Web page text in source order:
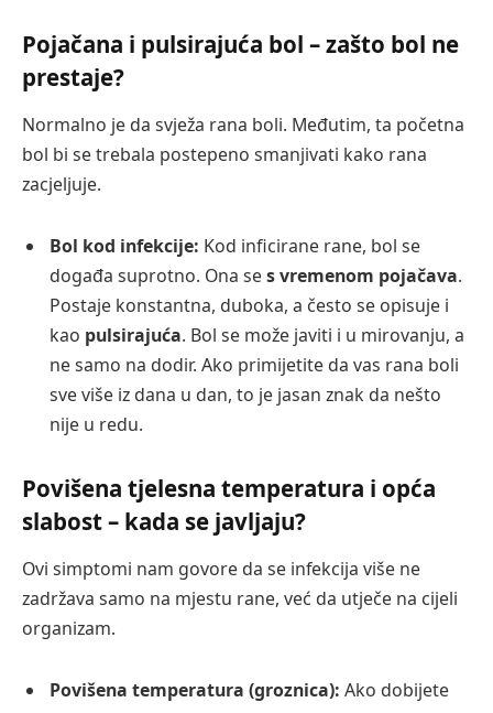
Pojačana i pulsirajuća bol – zašto bol ne
prestaje?
Normalno je da svježa rana boli. Međutim, ta početna
bol bi se trebala postepeno smanjivati kako rana
zacjeljuje.
Bol kod infekcije: Kod inficirane rane, bol se
događa suprotno. Ona ses vremenom pojačava.
Postaje konstantna, duboka, a često se opisuje i
kao pulsirajuća. Bol se može javiti i u mirovanju, a
ne samo na dodir. Ako primijetite da vas rana boli
sve više iz dana u dan, to je jasan znak da nešto
nije u redu.
Povišena tjelesna temperatura i opća
slabost – kada se javljaju?
Ovi simptomi nam govore da se infekcija više ne
zadržava samo na mjestu rane, već da utječe na cijeli
organizam.
Povišena temperatura (groznica): Ako dobijete